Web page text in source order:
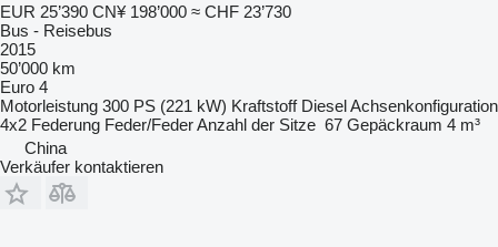
EUR 25’390 CN¥ 198’000 ≈ CHF 23’730
Bus - Reisebus
2015
50’000 km
Euro 4
Motorleistung 300 PS (221 kW) Kraftstoff DieselAchsenkonfiguration
4x2 Federung Feder/FederAnzahl der Sitze 67 Gepäckraum 4 m³
China
Verkäufer kontaktieren